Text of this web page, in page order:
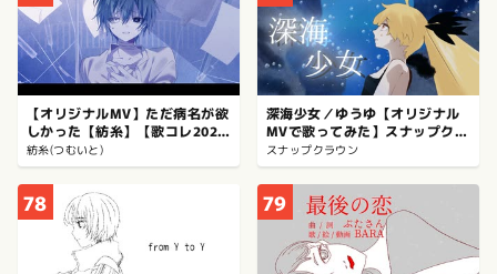
【オリジナルMV】ただ病名が欲
しかった【紡糸】【歌コレ2026
春】
紡糸(つむいと)
深海少女／ゆうゆ【オリジナル
MVで歌ってみた】スナップクラ
ウン
スナップクラウン
78 79